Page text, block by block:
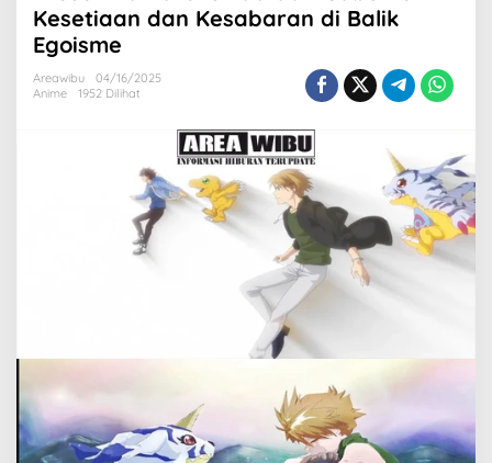
Kesetiaan
Kesetiaan dan Kesabaran di Balik
Egoisme
Areawibu
04/16/2025
Anime
1952 Dilihat